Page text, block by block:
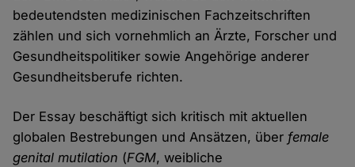
bedeutendsten medizinischen Fachzeitschriften
zählen und sich vornehmlich an Ärzte, Forscher und
Gesundheitspolitiker sowie Angehörige anderer
Gesundheitsberufe richten.
Der Essay beschäftigt sich kritisch mit aktuellen
globalen Bestrebungen und Ansätzen, über female
genital mutilation (FGM, weibliche